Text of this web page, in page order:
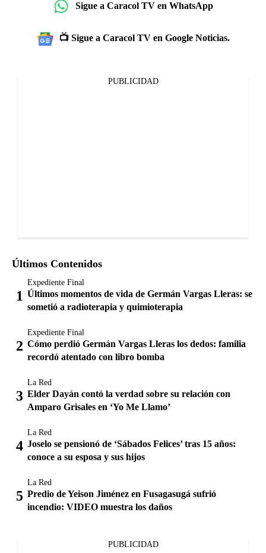
Sigue a Caracol TV en WhatsApp
📺 Sigue a Caracol TV en Google Noticias.
PUBLICIDAD
Últimos Contenidos
Expediente Final
Últimos momentos de vida de Germán Vargas Lleras: se
sometió a radioterapia y quimioterapia
Expediente Final
Cómo perdió Germán Vargas Lleras los dedos: familia
recordó atentado con libro bomba
La Red
Elder Dayán contó la verdad sobre su relación con
Amparo Grisales en ‘Yo Me Llamo’
La Red
Joselo se pensionó de ‘Sábados Felices’ tras 15 años:
conoce a su esposa y sus hijos
La Red
Predio de Yeison Jiménez en Fusagasugá sufrió
incendio: VIDEO muestra los daños
PUBLICIDAD